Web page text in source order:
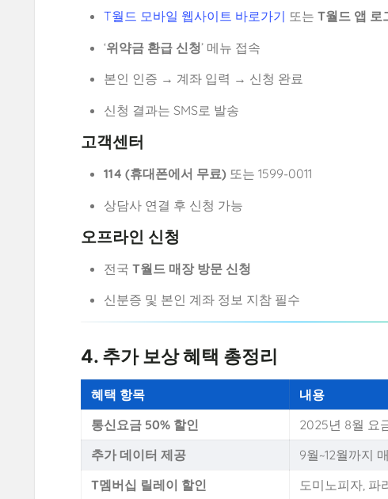
T월드 모바일 웹사이트 바로가기 또는T월드 앱 로
‘위약금 환급 신청’ 메뉴 접속
본인 인증 → 계좌 입력 → 신청 완료
신청 결과는 SMS로 발송
고객센터
114 (휴대폰에서 무료) 또는 1599-0011
상담사 연결 후 신청 가능
오프라인 신청
전국T월드 매장 방문 신청
신분증 및 본인 계좌 정보 지참 필수
4. 추가 보상 혜택 총정리
혜택 항목
내용
통신요금 50% 할인
2025년 8월 요
추가 데이터 제공
9월~12월까지
T멤버십 릴레이 할인
도미노피자, 파